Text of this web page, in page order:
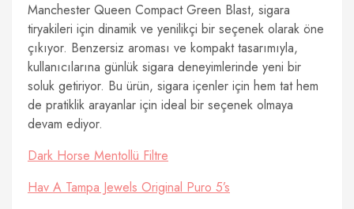
Manchester Queen Compact Green Blast, sigara
tiryakileri için dinamik ve yenilikçi bir seçenek olarak öne
çıkıyor. Benzersiz aroması ve kompakt tasarımıyla,
kullanıcılarına günlük sigara deneyimlerinde yeni bir
soluk getiriyor. Bu ürün, sigara içenler için hem tat hem
de pratiklik arayanlar için ideal bir seçenek olmaya
devam ediyor.
Dark Horse Mentollü Filtre
Hav A Tampa Jewels Original Puro 5’s